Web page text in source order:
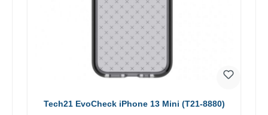
Tech21 EvoCheck iPhone 13 Mini (T21-8880)